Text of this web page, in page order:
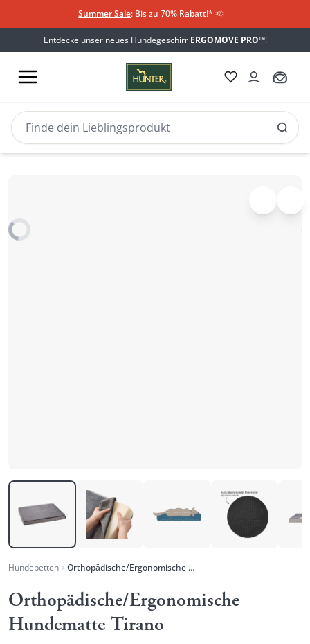
Summer Sale: Bis zu 70% Rabatt!* 🌞
Entdecke unser neues Hundegeschirr ERGOMOVE PRO™!
Hundebetten Orthopädische/Ergonomische Hundematte Tirano
Orthopädische/Ergonomische
Hundematte Tirano